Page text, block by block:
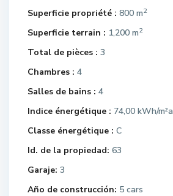
Superficie propriété : 800 m2
Superficie terrain : 1,200 m2
Total de pièces : 3
Chambres : 4
Salles de bains : 4
Indice énergétique : 74,00 kWh/m²a
Classe énergétique : C
Id. de la propiedad: 63
Garaje: 3
Año de construcción: 5 cars